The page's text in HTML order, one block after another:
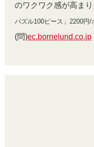
のワクワク感が高まり
パズル100ピース」2200円/
(問)ec.bornelund.co.jp